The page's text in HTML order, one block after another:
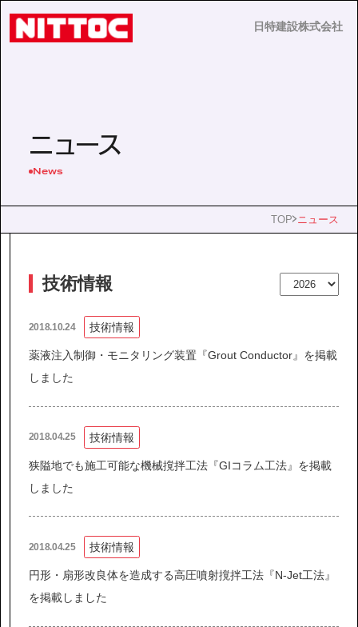
日特建設株式会社
日特建設株式会社
事業内容
IR情報
ニュース
お問い合わせ
採用情報
ニュース
News
TOP ニュース
技術情報
2018.10.24 技術情報
薬液注入制御・モニタリング装置『Grout Conductor』を掲載
しました
2018.04.25 技術情報
狭隘地でも施工可能な機械撹拌工法『GIコラム工法』を掲載
しました
2018.04.25 技術情報
円形・扇形改良体を造成する高圧噴射撹拌工法『N-Jet工法』
を掲載しました